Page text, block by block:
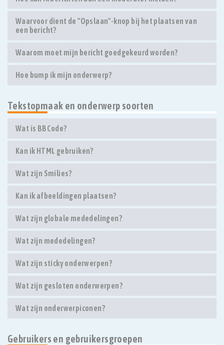
Waarvoor dient de "Opslaan"-knop bij het plaatsen van
een bericht?
Waarom moet mijn bericht goedgekeurd worden?
Hoe bump ik mijn onderwerp?
Tekstopmaak en onderwerp soorten
Wat is BBCode?
Kan ik HTML gebruiken?
Wat zijn Smilies?
Kan ik afbeeldingen plaatsen?
Wat zijn globale mededelingen?
Wat zijn mededelingen?
Wat zijn sticky onderwerpen?
Wat zijn gesloten onderwerpen?
Wat zijn onderwerpiconen?
Gebruikers en gebruikersgroepen